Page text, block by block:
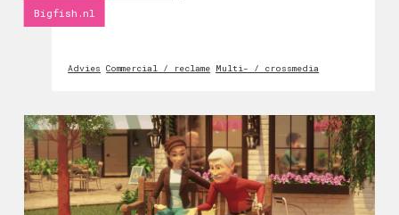
Bigfish.nl
Advies Commercial / reclame Multi- / crossmedia